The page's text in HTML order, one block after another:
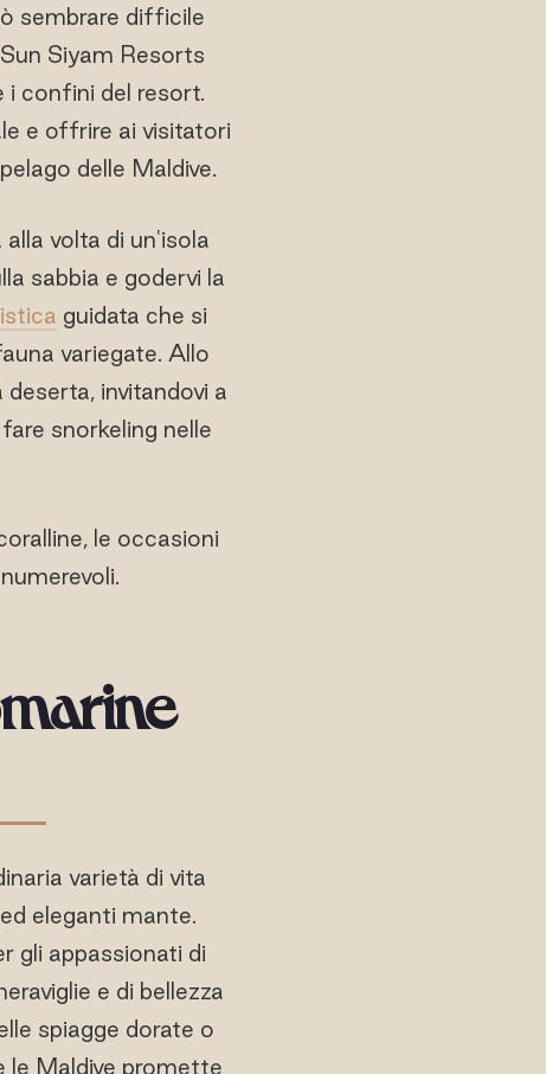
sembrare difficile
Siyam Resorts
i confini del resort.
e offrire ai visitatori
delle Maldive.
alla volta di un'isola
sabbia e godervi la
guidata che si
variegate. Allo
invitandovi a
snorkeling nelle
le occasioni
varietà di vita
eleganti mante.
gli appassionati di
e di bellezza
spiagge dorate o
le Maldive promette